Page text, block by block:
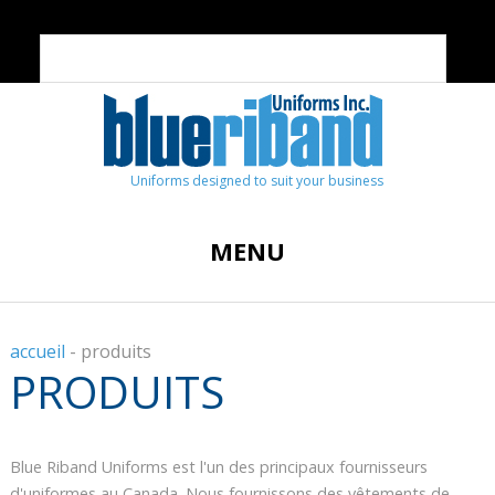
Uniforms designed to suit your business
MENU
accueil - produits
PRODUITS
Blue Riband Uniforms est l'un des principaux fournisseurs